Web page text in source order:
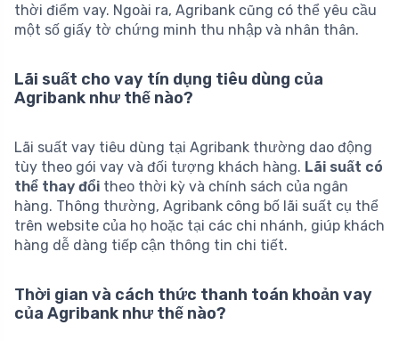
thời điểm vay. Ngoài ra, Agribank cũng có thể yêu cầu
một số giấy tờ chứng minh thu nhập và nhân thân.
Lãi suất cho vay tín dụng tiêu dùng của
Agribank như thế nào?
Lãi suất vay tiêu dùng tại Agribank thường dao động
tùy theo gói vay và đối tượng khách hàng. Lãi suất có
thể thay đổi theo thời kỳ và chính sách của ngân
hàng. Thông thường, Agribank công bố lãi suất cụ thể
trên website của họ hoặc tại các chi nhánh, giúp khách
hàng dễ dàng tiếp cận thông tin chi tiết.
Thời gian và cách thức thanh toán khoản vay
của Agribank như thế nào?